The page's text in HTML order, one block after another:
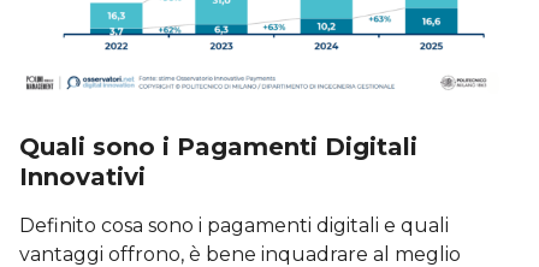
Quali sono i Pagamenti Digitali
Innovativi
Definito cosa sono i pagamenti digitali e quali
vantaggi offrono, è bene inquadrare al meglio